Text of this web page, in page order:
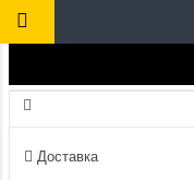
Доставка